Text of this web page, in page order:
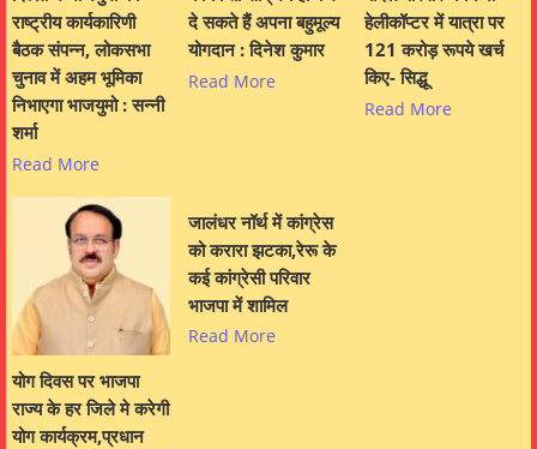
राष्ट्रीय कार्यकारिणी
बैठक संपन्न, लोकसभा
चुनाव में अहम भूमिका
निभाएगा भाजयुमो : सन्नी
शर्मा
Read More
दे सकते हैं अपना बहुमूल्य
योगदान : दिनेश कुमार
Read More
हेलीकॉप्टर में यात्रा पर
121 करोड़ रूपये खर्च
किए- सिद्धू
Read More
योग दिवस पर भाजपा
राज्य के हर जिले मे करेगी
योग कार्यक्रम,प्रधान
जालंधर नॉर्थ में कांग्रेस
को करारा झटका,रेरू के
कई कांग्रेसी परिवार
भाजपा में शामिल
Read More